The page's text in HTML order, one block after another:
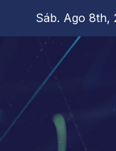
contenido
Sáb. Ago 8th,